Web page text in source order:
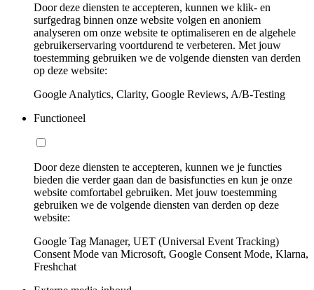
Door deze diensten te accepteren, kunnen we klik- en
surfgedrag binnen onze website volgen en anoniem
analyseren om onze website te optimaliseren en de algehele
gebruikerservaring voortdurend te verbeteren. Met jouw
toestemming gebruiken we de volgende diensten van derden
op deze website:
Google Analytics, Clarity, Google Reviews, A/B-Testing
Functioneel
Door deze diensten te accepteren, kunnen we je functies
bieden die verder gaan dan de basisfuncties en kun je onze
website comfortabel gebruiken. Met jouw toestemming
gebruiken we de volgende diensten van derden op deze
website:
Google Tag Manager, UET (Universal Event Tracking)
Consent Mode van Microsoft, Google Consent Mode, Klarna,
Freshchat